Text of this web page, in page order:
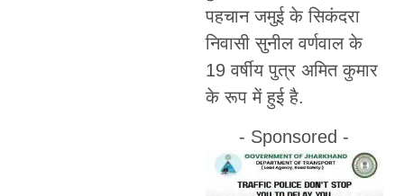
पहचान जमुई के सिकंदरा
निवासी सुनील वर्णवाल के
19 वर्षीय पुत्र अमित कुमार
के रूप में हुई है.
- Sponsored -